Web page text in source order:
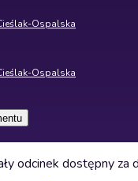
Ospalska
Ospalska
odcinek dostępny za